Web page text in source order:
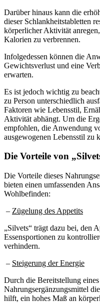
Darüber hinaus kann die
dieser Schlankheitstabletten
körperlicher Aktivität
Kalorien zu verbrennen.
Infolgedessen können die
Gewichtsverlust und eine
erwarten.
Es ist jedoch wichtig zu
zu Person unterschiedlich
Faktoren wie Lebensstil,
Aktivität abhängt. Um die
empfohlen, die Anwendung
ausgewogenen Lebensstil zu
Die Vorteile von
Die Vorteile dieses
bieten einen umfassenden
Wohlbefinden:
– Zügelung des Appetits
„Silvets“ trägt dazu bei, den
Essensportionen zu
verhindern.
– Steigerung der Energie
Durch die Bereitstellung
Nahrungsergänzungsmittel
hilft, ein hohes Maß an